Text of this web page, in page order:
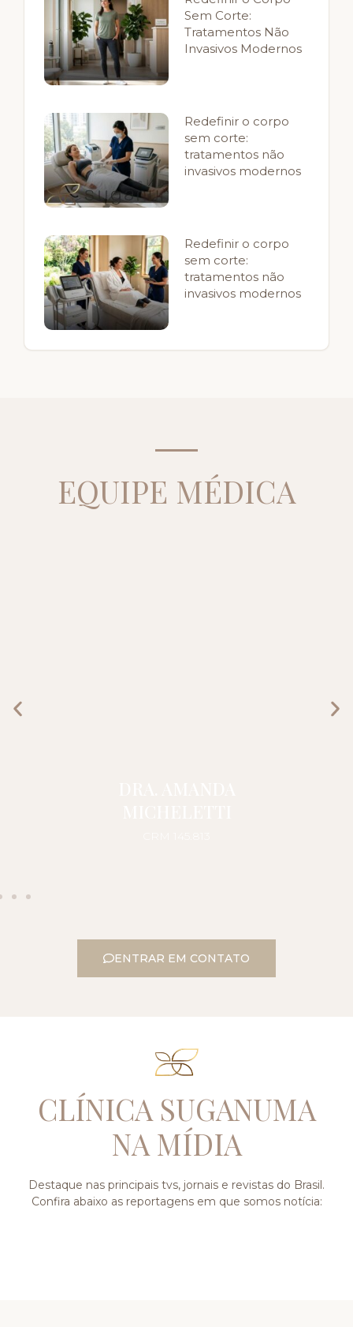
Sem Corte:
Tratamentos Não
Invasivos Modernos
Redefinir o corpo
sem corte:
tratamentos não
invasivos modernos
Redefinir o corpo
sem corte:
tratamentos não
invasivos modernos
EQUIPE MÉDICA
ENTRAR EM CONTATO
CLÍNICA SUGANUMA
NA MÍDIA
Destaque nas principais tvs, jornais e revistas do Brasil.
Confira abaixo as reportagens em que somos notícia: